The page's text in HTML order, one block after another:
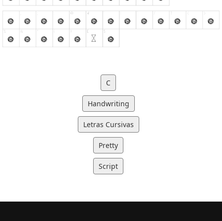
C
Handwriting
Letras Cursivas
Pretty
Script